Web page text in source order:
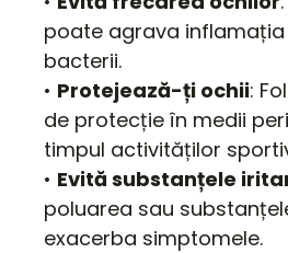
poate agrava
bacterii.
• Protejează-ți ochii:
de protecție în medii
timpul activităților
• Evită substanțele
poluarea sau
exacerba simptomele.